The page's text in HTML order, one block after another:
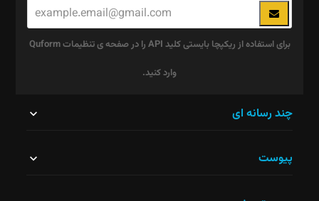
برای استفاده از ریکپچا بایستی کلید API را در صفحه ی تنظیمات Quform
وارد کنید.
نباید
چند رسانه ای
پیوست